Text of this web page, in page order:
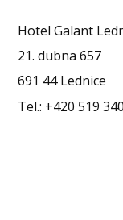
Hotel Galant
21. dubna 657
691 44 Lednice
Tel.: +420 519